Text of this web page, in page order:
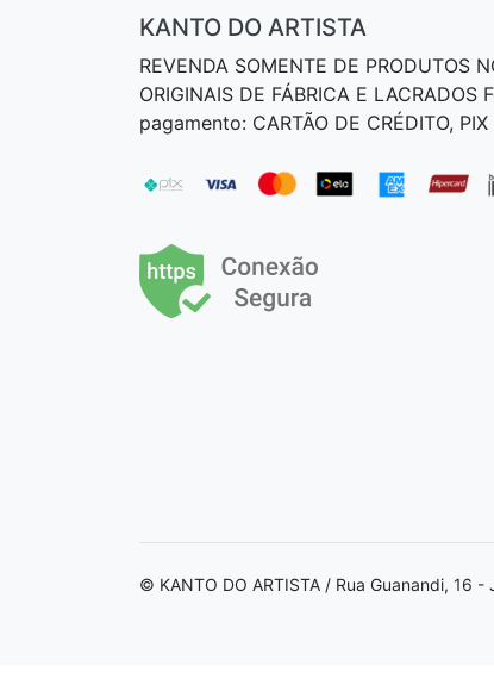
KANTO DO ARTISTA
REVENDA SOMENTE DE PRODUTOS
ORIGINAIS DE FÁBRICA E LACRADOS
pagamento: CARTÃO DE CRÉDITO, PIX
© KANTO DO ARTISTA / Rua Guanandi,